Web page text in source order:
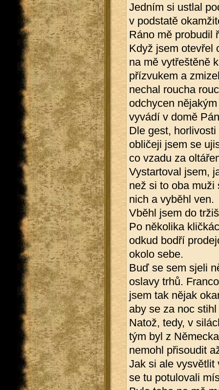
Jedním si ustlal
v podstatě
Ráno mě probudil
Když jsem otevřel
na mě vytřeštěně
přízvukem a
nechal roucha
odchycen
vyvádí v domě
Dle gest,
obličeji jsem se
co vzadu za
Vystartoval jsem,
než si to oba
nich a vyběhl ven.
Vběhl jsem do
Po několika
odkud bodří
okolo sebe.
Buď se sem sjeli
oslavy trhů.
jsem tak nějak
aby se za noc
Natož, tedy, v
tým byl z
nemohl přisoudit
Jak si ale vysvětlit
se tu potulovali